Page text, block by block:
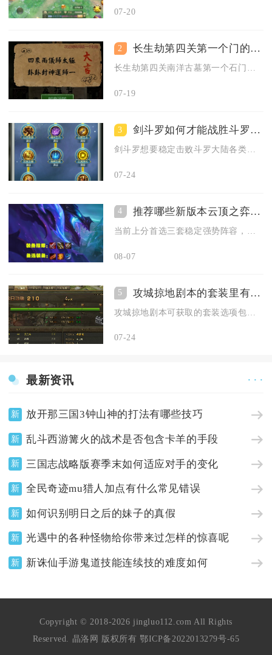
07-20
2 长生劫第四关第一个门的开门条件是什么
长生劫第四关南洋古墓第一个石门开门条件，是集齐完整镇鬼镜道具...
07-19
3 剑斗罗如何才能战胜斗罗大陆的对手
07-24
4 推荐哪些新版本云顶之弈阵容
08-07
5 攻城掠地剧本的套装里有哪些选项
07-24
最新资讯 · · ·
新 放开那三国3钟山神的打法有哪些技巧
新 乱斗西游篝火的战术是否包含卡羊的手段
新 三国志战略版赛季末如何适应对手的变化
新 全民奇迹mu猎人加点有什么常见错误
新 如何识别明日之后的妹子的真假
新 光遇中的各种怪物给你带来过怎样的惊喜呢
新 新诛仙手游鬼道技能连续技的难度如何
Copyright © 2018-2026 jingluo112.com All Rights
Reserved. 晶洛网 版权所有 鄂ICP备2022013279号-65